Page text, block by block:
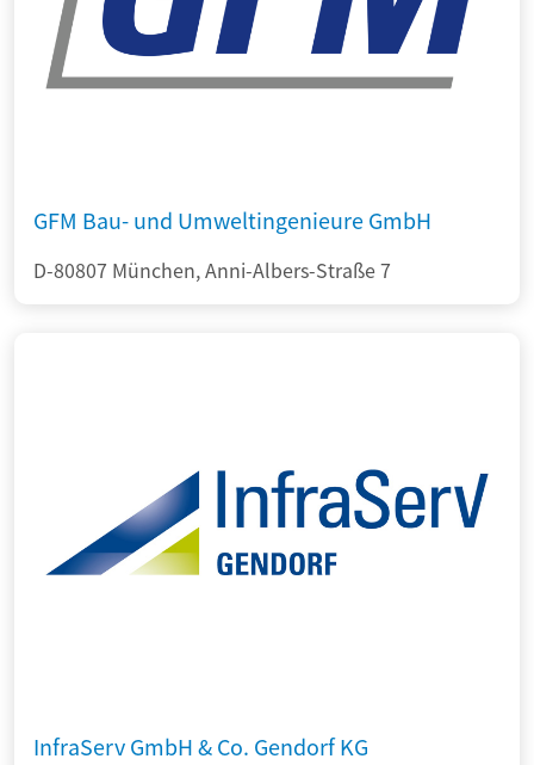
GFM Bau- und Umweltingenieure GmbH
D-80807 München, Anni-Albers-Straße 7
InfraServ GmbH & Co. Gendorf KG